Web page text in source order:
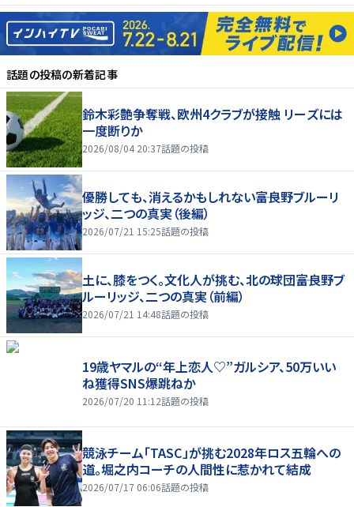
話題の投稿の新着記事
鈴木彩艶争奪戦、欧州4クラブが接触 リーズには
一度断りか
2026/08/04 20:37話題の投稿
優勝しても、消えるかもしれない――富良野ブルーリ
ッジ、二つの真実（後編）
2026/07/21 15:25話題の投稿
土に、膝をつく。文化人が挑む、北の球団――富良野ブ
ルーリッジ、二つの真実（前編）
2026/07/21 14:48話題の投稿
19歳ヤマルの“年上恋人♡”ガルシア、50万いい
ね獲得SNS爆跳ねか
2026/07/20 11:12話題の投稿
競泳チーム「TASC」が挑む2028年ロス五輪への
道。堀之内コーチの人間性に惹かれて結成
2026/07/17 06:06話題の投稿